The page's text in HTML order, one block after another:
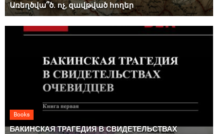
Առեղծվա՞ծ. ոչ, զավթված հողեր
Books
БАКИНСКАЯ ТРАГЕДИЯ В СВИДЕТЕЛЬСТВАХ